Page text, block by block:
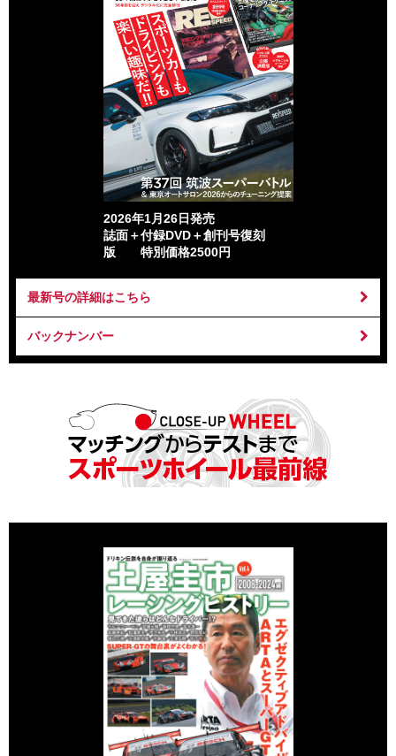
2026年1月26日発売
誌面＋付録DVD＋創刊号復刻
版 特別価格2500円
最新号の詳細はこちら
バックナンバー